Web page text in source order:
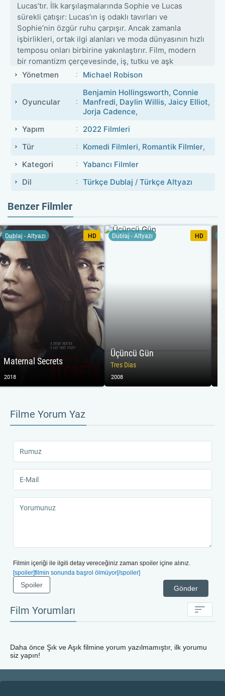
Lucas’tır. İlk karşılaşmalarında Sophie ve Lucas
sürekli çatışır: Lucas’ın iş odaklı tavırları ve
Sophie’nin özgür ruhu çarpışır. Ancak zamanla
işbirlikleri, ortak ilgi alanları ve moda dünyasının hızlı
temposu onları birbirine yakınlaştırır. Film, modern
bir romantizm çerçevesinde, iş, tutku ve aşk
arasındaki dengeyi ele alır.
Yönetmen Michael Robison
Oyuncular
Benjamin Hollingsworth, Connie
Manfredi, Daylin Willis, Jaicy Elliot,
Jorja Cadence,
Yapım
2022 Filmleri
Tür
Komedi Filmleri, Romantik Filmler,
Kategori
Yabancı Filmler
Dil
Türkçe Dublaj / Türkçe Altyazı
Benzer Filmler
Maternal Secrets
Dublaj - Altyazı HD
2018
Üçüncü Gün
Tres Dias
Dublaj - Altyazı HD
2008
Filme Yorum Yaz
Filmin içeriği ile ilgili detay vereceğiniz zaman spoiler içine alınız.
[spoiler]filmin sonunda başrol ölmüyor[/spoiler]
Gönder
Spoiler
Film Yorumları
Daha önce Şık ve Aşık filmine yorum yazılmamıştır, ilk yorumu
siz yapın!